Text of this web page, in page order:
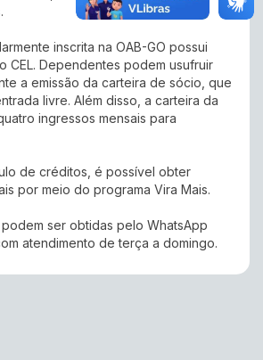
inscrita na OAB-GO possui
CEL. Dependentes podem usufruir
a emissão da carteira de sócio, que
livre. Além disso, a carteira da
ingressos mensais para
de créditos, é possível obter
por meio do programa Vira Mais.
ser obtidas pelo WhatsApp
atendimento de terça a domingo.